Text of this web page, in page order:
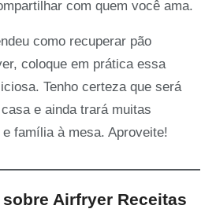
com quem você ama.
como recuperar pão
coloque em prática essa
Tenho certeza que será
e ainda trará muitas
família à mesa. Aproveite!
Airfryer Receitas